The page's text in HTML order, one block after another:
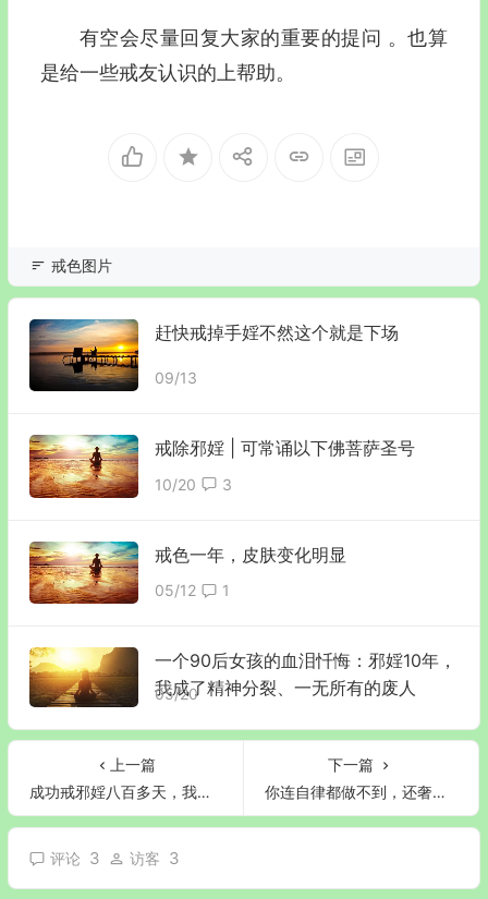
有空会尽量回复大家的重要的提问 。也算
是给一些戒友认识的上帮助。
戒色图片
赶快戒掉手婬不然这个就是下场
09/13
戒除邪婬 | 可常诵以下佛菩萨圣号
10/20 3
戒色一年，皮肤变化明显
05/12 1
一个90后女孩的血泪忏悔：邪婬10年，
我成了精神分裂、一无所有的废人
05/20
上一篇
成功戒邪婬八百多天，我有六条经验（下）
下一篇
你连自律都做不到，还奢谈什么自由？感恩这篇文章我看了无数遍，让我坚持自律的生活
评论 3 访客 3